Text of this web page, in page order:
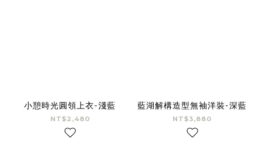
小憩時光圓領上衣-淺藍
NT$2,480
藍湖解構造型無袖洋裝-深藍
NT$3,880